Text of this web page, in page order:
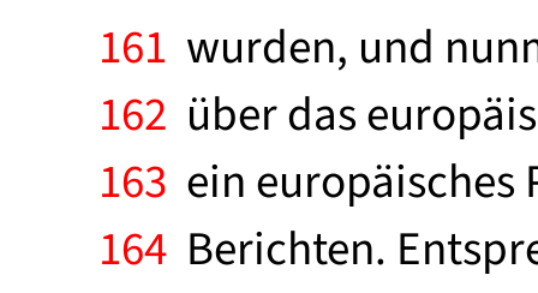
161 wurden, und
162 über das
163 ein europäisches
164 Berichten.